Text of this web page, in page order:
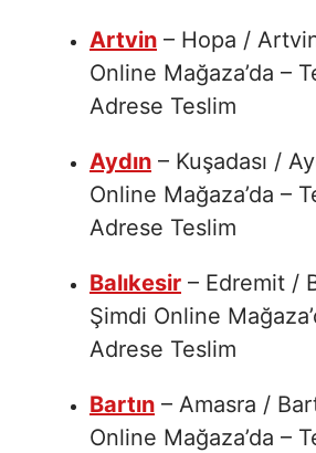
Artvin – Hopa /
Online Mağaza’da –
Adrese Teslim
Aydın – Kuşadası /
Online Mağaza’da –
Adrese Teslim
Balıkesir – Edremit /
Şimdi Online
Adrese Teslim
Bartın – Amasra /
Online Mağaza’da –